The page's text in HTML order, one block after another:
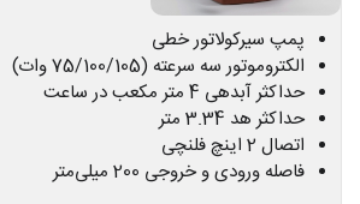
پمپ سیرکولاتور خطی
الکتروموتور سه سرعته (75/100/105 وات)
حداکثر آبدهی 4 متر مکعب در ساعت
حداکثر هد 3.34 متر
اتصال 2 اینچ فلنچی
فاصله ورودی و خروجی 200 میلی‌متر